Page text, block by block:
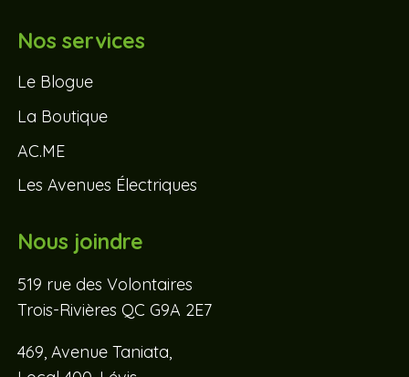
Nos services
Le Blogue
La Boutique
AC.ME
Les Avenues Électriques
Nous joindre
519 rue des Volontaires
Trois-Rivières QC G9A 2E7
469, Avenue Taniata,